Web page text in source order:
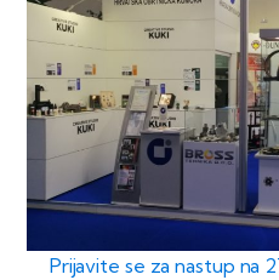
Prijavite se za nastup na